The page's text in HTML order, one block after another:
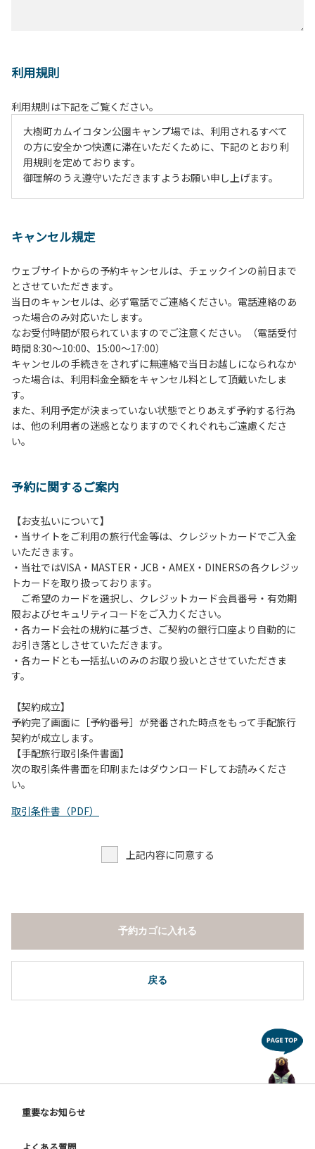
利用規則
利用規則は下記をご覧ください。
大樹町カムイコタン公園キャンプ場では、利用されるすべて
の方に安全かつ快適に滞在いただくために、下記のとおり利
用規則を定めております。
御理解のうえ遵守いただきますようお願い申し上げます。
２、中学生以下だけでの利用はできません。高校生以上の方
３、テントサイト（多目的広場を含む。）の使用は、事前に
予約いただいた方のみで、連泊の方を除き、正午からです。
基本的に、テント1張りにつき1区画の予約をお願いします。
管理棟にてチェックインの手続きを行ってください。午後3
時前にお越しの方は、午後3時になりましたら管理棟にて手
続きを行ってください。午後5時過ぎにお越しの方は、翌朝
手続きを行ってください。
４、車両は、荷物の積み下ろし時以外は、駐車場にとめてく
ださい。
５、チェックアウトは、午前10時まで（日帰り使用の場合は
午後5時まで）です。チェックインの手続きを行っていない
方や使用人数が増えた場合は、必ず手続きを行ってくださ
ら午前10時までの間にゴミステーションに出してください。
は、お持ち帰りをお願いします。
【禁止事項】
カラオケ、発電機、地面での直火による焚き火、キャンプフ
ァイヤー、打ち上げ式花火、テントサウナの設置
【注意事項】
当キャンプ場のそばを流れる歴舟川は、上流で雨が降ると短
時間で増水し、川原で遊んでいると大変危険な状態になりや
すく、過去にも増水により人が流される事故が数件起きてい
（１）川原にテントやタープを張らない。
（２）雨が降ったときは川原で遊ばない。
（３）カムイコタン公園キャンプ場で雨が降らなくても、上
流で雨が降り急に増水することがあるので、水の濁りに注意
し、濁り始めたときには直ちに川原での遊びを中止する。
（４）キャンプ場の管理者や地元住民から川についての注意
キャンセル規定
ウェブサイトからの予約キャンセルは、チェックインの前日まで
とさせていただきます。
当日のキャンセルは、必ず電話でご連絡ください。電話連絡のあ
った場合のみ対応いたします。
なお受付時間が限られていますのでご注意ください。（電話受付
時間 8:30～10:00、15:00～17:00）
キャンセルの手続きをされずに無連絡で当日お越しになられなか
った場合は、利用料金全額をキャンセル料として頂戴いたしま
す。
また、利用予定が決まっていない状態でとりあえず予約する行為
は、他の利用者の迷惑となりますのでくれぐれもご遠慮くださ
い。
予約に関するご案内
【お支払いについて】
・当サイトをご利用の旅行代金等は、クレジットカードでご入金
いただきます。
・当社ではVISA・MASTER・JCB・AMEX・DINERSの各クレジッ
トカードを取り扱っております。
ご希望のカードを選択し、クレジットカード会員番号・有効期
限およびセキュリティコードをご入力ください。
・各カード会社の規約に基づき、ご契約の銀行口座より自動的に
お引き落としさせていただきます。
・各カードとも一括払いのみのお取り扱いとさせていただきま
す。
【契約成立】
予約完了画面に［予約番号］が発番された時点をもって手配旅行
契約が成立します。
【手配旅行取引条件書面】
次の取引条件書面を印刷またはダウンロードしてお読みくださ
い。
取引条件書（PDF）
上記内容に同意する
戻る
予約カゴに入れる
重要なお知らせ